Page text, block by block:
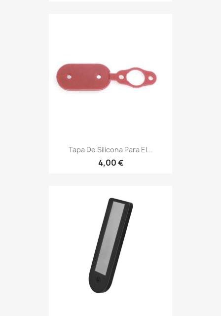
Tapa De Silicona Para El...
4,00 €